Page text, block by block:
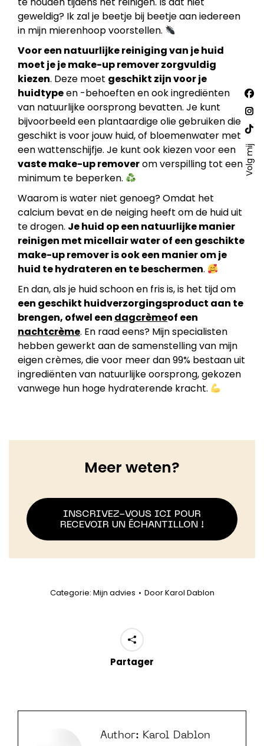
geweldig? Ik zal je beetje bij beetje aan iedereen
in mijn mierenhoop voorstellen.
Voor een natuurlijke reiniging van je huid
moet je je make-up remover zorgvuldig
kiezen. Deze moet geschikt zijn voor je
huidtypeen -behoeften en ook ingrediënten
van natuurlijke oorsprong bevatten. Je kunt
bijvoorbeeld een plantaardige olie gebruiken die
geschikt is voor jouw huid, of bloemenwater met
een wattenschijfje. Je kunt ook kiezen voor een
vaste make-up removerom verspilling tot een
minimum te beperken.
Waarom is water niet genoeg? Omdat het
calcium bevat en de neiging heeft om de huid uit
te drogen. Je huid op een natuurlijke manier
reinigen met micellair water of een geschikte
make-up remover is ook een manier om je
huid te hydrateren en te beschermen.
En dan, als je huid schoon en fris is, is het tijd om
een geschikt huidverzorgingsproduct aan te
brengen, ofwel een dagcrèmeof een
nachtcrème. En raad eens? Mijn specialisten
hebben gewerkt aan de samenstelling van mijn
eigen crèmes, die voor meer dan 99% bestaan uit
ingrediënten van natuurlijke oorsprong, gekozen
vanwege hun hoge hydraterende kracht.
Meer weten?
INSCRIVEZ-VOUS ICI POUR
RECEVOIR UN ÉCHANTILLON !
Categorie: Mijn advies DoorKarol Dablon
Partager
Author: Karol Dablon
Volg mij
Vind
op:
in
in